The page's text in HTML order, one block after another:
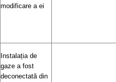
modificare a ei
Instalația de
gaze a fost
deconectată din